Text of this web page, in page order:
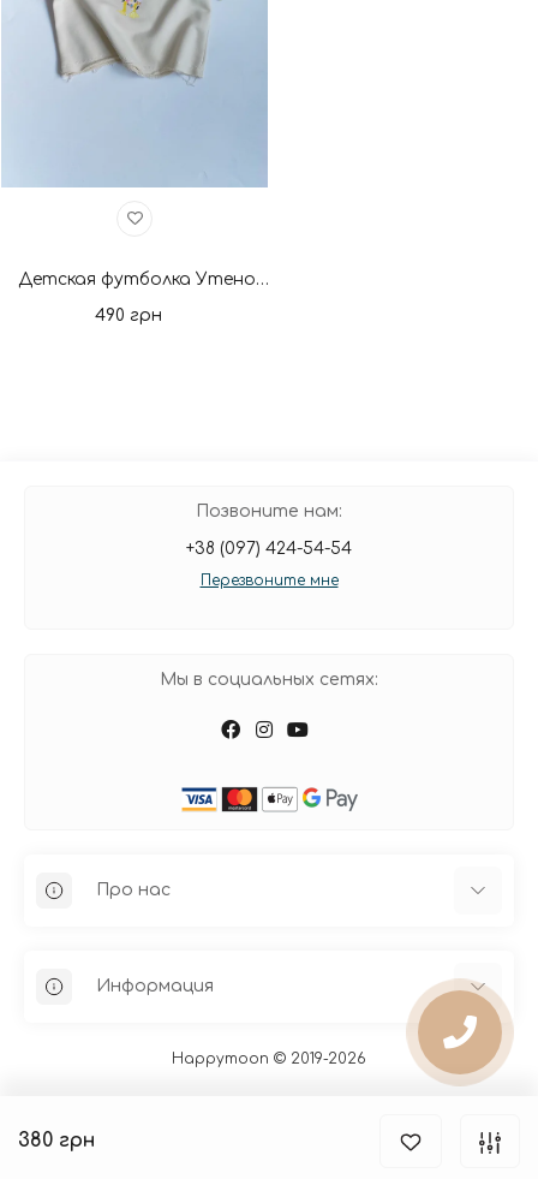
380 грн
Детская футболка Утенок рукав розовый/зеленый. Новая коллекция
490 грн
Позвоните нам:
+38 (097) 424-54-54
Перезвоните мне
Мы в социальных сетях:
Про нас
Информация
Публичная оферта
Happymoon © 2019-2026